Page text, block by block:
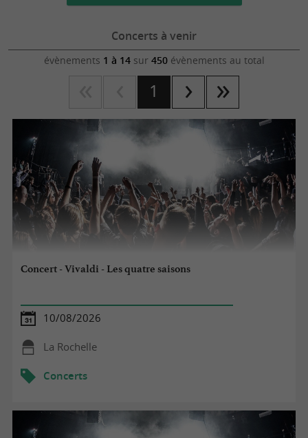
Concerts à venir
évènements 1 à 14sur 450évènements au total
1
Concert - Vivaldi - Les quatre saisons
10/08/2026
La Rochelle
Concerts